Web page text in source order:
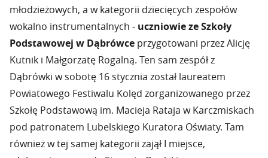
młodzieżowych, a w kategorii dziecięcych zespołów
wokalno instrumentalnych - uczniowie ze Szkoły
Podstawowej w Dąbrówce przygotowani przez Alicję
Kutnik i Małgorzatę Rogalną. Ten sam zespół z
Dąbrówki w sobotę 16 stycznia został laureatem
Powiatowego Festiwalu Kolęd zorganizowanego przez
Szkołę Podstawową im. Macieja Rataja w Karczmiskach
pod patronatem Lubelskiego Kuratora Oświaty. Tam
również w tej samej kategorii zajął I miejsce,